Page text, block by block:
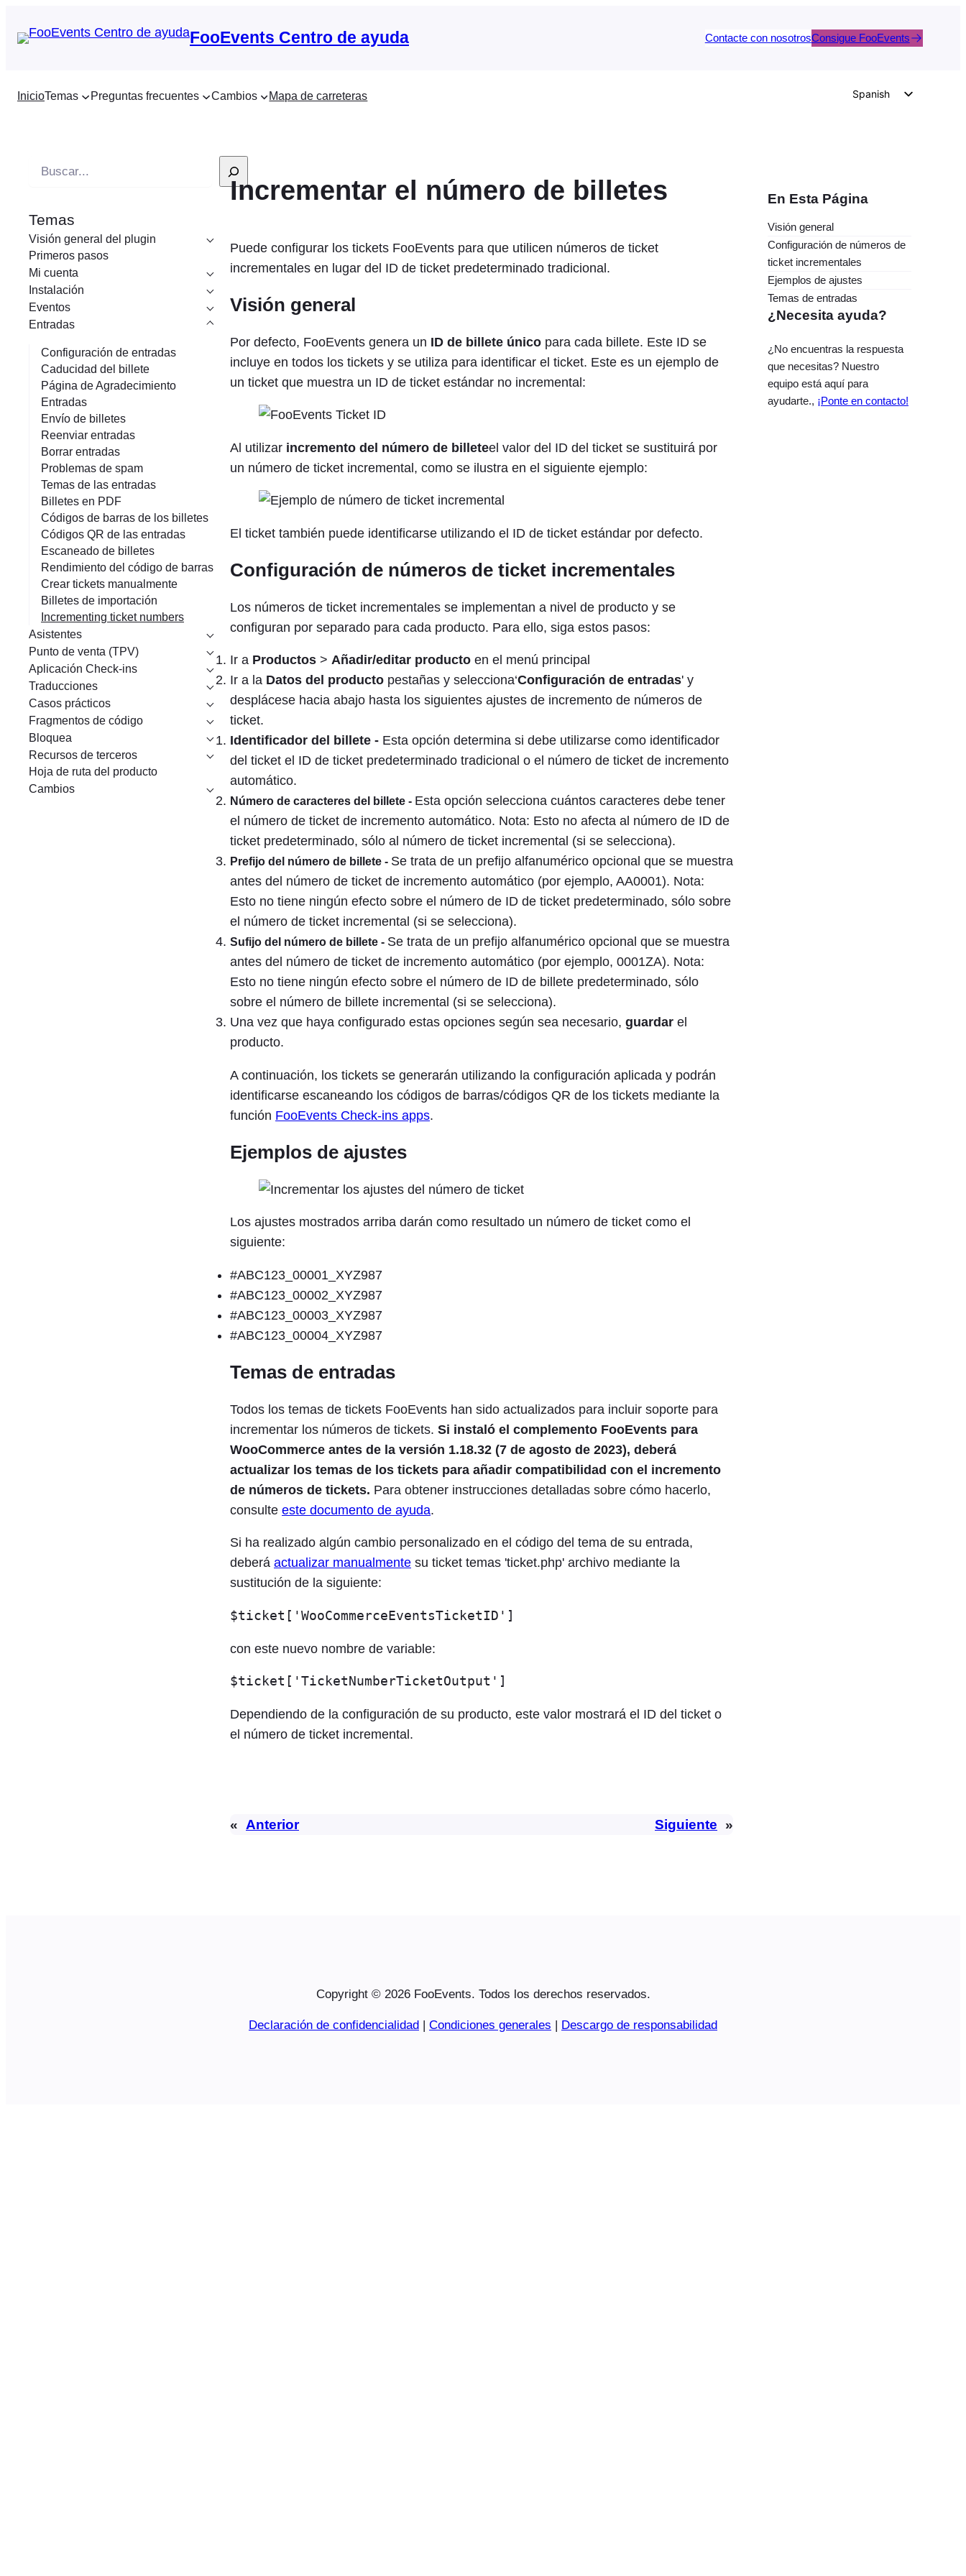
FooEvents Centro de ayuda Contacte con nosotrosConsigue FooEvents
InicioTemas Preguntas frecuentes Cambios Mapa de carreteras
Spanish
Polish
Czech
Greek
c
a
r
e
n
Temas
Visión general del plugin
Primeros pasos
Mi cuenta
Instalación
Eventos
Entradas
Configuración de entradas
Caducidad del billete
Página de Agradecimiento
Entradas
Envío de billetes
Reenviar entradas
Borrar entradas
Problemas de spam
Temas de las entradas
Billetes en PDF
Códigos de barras de los billetes
Códigos QR de las entradas
Escaneado de billetes
Rendimiento del código de barras
Crear tickets manualmente
Billetes de importación
Incrementing ticket numbers
Asistentes
Punto de venta (TPV)
Aplicación Check-ins
Traducciones
Casos prácticos
Fragmentos de código
Bloquea
Recursos de terceros
Hoja de ruta del producto
Cambios
Incrementar el número de billetes
Puede configurar los tickets FooEvents para que utilicen números de ticket
incrementales en lugar del ID de ticket predeterminado tradicional.
Visión general
Por defecto, FooEvents genera un ID de billete único para cada billete. Este ID se
incluye en todos los tickets y se utiliza para identificar el ticket. Este es un ejemplo de
un ticket que muestra un ID de ticket estándar no incremental:
Al utilizar incremento del número de billeteel valor del ID del ticket se sustituirá por
un número de ticket incremental, como se ilustra en el siguiente ejemplo:
El ticket también puede identificarse utilizando el ID de ticket estándar por defecto.
Configuración de números de ticket incrementales
Los números de ticket incrementales se implementan a nivel de producto y se
configuran por separado para cada producto. Para ello, siga estos pasos:
Ir a Productos > Añadir/editar producto en el menú principal
Ir a la Datos del producto pestañas y selecciona‘Configuración de entradas' y
desplácese hacia abajo hasta los siguientes ajustes de incremento de números de
ticket.
Identificador del billete - Esta opción determina si debe utilizarse como identificador
del ticket el ID de ticket predeterminado tradicional o el número de ticket de incremento
automático.
Número de caracteres del billete - Esta opción selecciona cuántos caracteres debe tener
el número de ticket de incremento automático. Nota: Esto no afecta al número de ID de
ticket predeterminado, sólo al número de ticket incremental (si se selecciona).
Prefijo del número de billete - Se trata de un prefijo alfanumérico opcional que se muestra
antes del número de ticket de incremento automático (por ejemplo, AA0001). Nota:
Esto no tiene ningún efecto sobre el número de ID de ticket predeterminado, sólo sobre
el número de ticket incremental (si se selecciona).
Sufijo del número de billete - Se trata de un prefijo alfanumérico opcional que se muestra
antes del número de ticket de incremento automático (por ejemplo, 0001ZA). Nota:
Esto no tiene ningún efecto sobre el número de ID de billete predeterminado, sólo
sobre el número de billete incremental (si se selecciona).
Una vez que haya configurado estas opciones según sea necesario, guardar el
producto.
A continuación, los tickets se generarán utilizando la configuración aplicada y podrán
identificarse escaneando los códigos de barras/códigos QR de los tickets mediante la
función FooEvents Check-ins apps.
Ejemplos de ajustes
Los ajustes mostrados arriba darán como resultado un número de ticket como el
siguiente:
#ABC123_00001_XYZ987
#ABC123_00002_XYZ987
#ABC123_00003_XYZ987
#ABC123_00004_XYZ987
Temas de entradas
Todos los temas de tickets FooEvents han sido actualizados para incluir soporte para
incrementar los números de tickets. Si instaló el complemento FooEvents para
WooCommerce antes de la versión 1.18.32 (7 de agosto de 2023), deberá
actualizar los temas de los tickets para añadir compatibilidad con el incremento
de números de tickets. Para obtener instrucciones detalladas sobre cómo hacerlo,
consulte este documento de ayuda.
Si ha realizado algún cambio personalizado en el código del tema de su entrada,
deberá actualizar manualmente su ticket temas 'ticket.php' archivo mediante la
sustitución de la siguiente:
$ticket['WooCommerceEventsTicketID']
con este nuevo nombre de variable:
$ticket['TicketNumberTicketOutput']
Dependiendo de la configuración de su producto, este valor mostrará el ID del ticket o
el número de ticket incremental.
« Anterior Siguiente »
En Esta Página
Visión general
Configuración de números de
ticket incrementales
Ejemplos de ajustes
Temas de entradas
¿Necesita ayuda?
¿No encuentras la respuesta
que necesitas? Nuestro
equipo está aquí para
ayudarte., ¡Ponte en contacto!
Copyright © 2026 FooEvents. Todos los derechos reservados.
Declaración de confidencialidad | Condiciones generales | Descargo de responsabilidad